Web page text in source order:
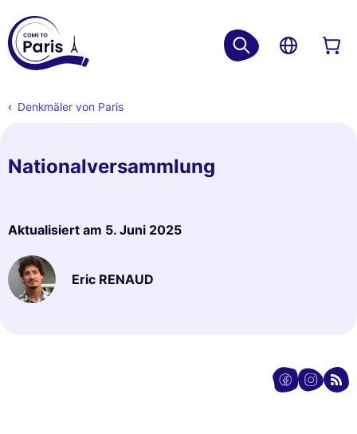
Denkmäler von Paris
Nationalversammlung
Aktualisiert am 5. Juni 2025
Eric RENAUD